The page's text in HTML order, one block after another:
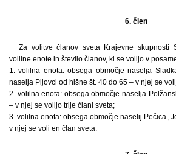
6. člen
Za volitve članov sveta Krajevne skupnosti
volilne enote in število članov, ki se volijo v
1. volilna enota: obsega območje naselja
naselja Pijovci od hišne št. 40 do 65 – v njej se
2. volilna enota: obsega območje naselja
– v njej se volijo trije člani sveta;
3. volilna enota: obsega območje naselij Pečica,
v njej se voli en član sveta.